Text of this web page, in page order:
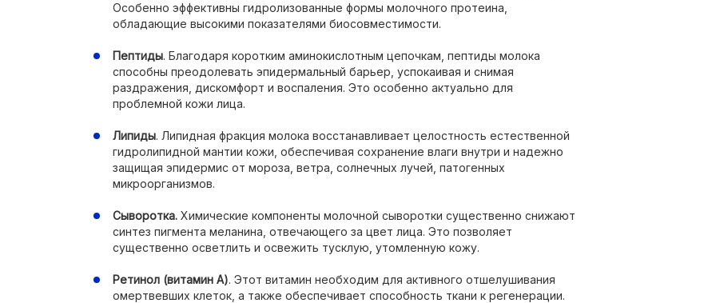
Особенно эффективны гидролизованные формы молочного протеина,
обладающие высокими показателями биосовместимости.
Пептиды. Благодаря коротким аминокислотным цепочкам, пептиды молока
способны преодолевать эпидермальный барьер, успокаивая и снимая
раздражения, дискомфорт и воспаления. Это особенно актуально для
проблемной кожи лица.
Липиды. Липидная фракция молока восстанавливает целостность естественной
гидролипидной мантии кожи, обеспечивая сохранение влаги внутри и надежно
защищая эпидермис от мороза, ветра, солнечных лучей, патогенных
микроорганизмов.
Сыворотка. Химические компоненты молочной сыворотки существенно снижают
синтез пигмента меланина, отвечающего за цвет лица. Это позволяет
существенно осветлить и освежить тусклую, утомленную кожу.
Ретинол (витамин А). Этот витамин необходим для активного отшелушивания
омертвевших клеток, а также обеспечивает способность ткани к регенерации.